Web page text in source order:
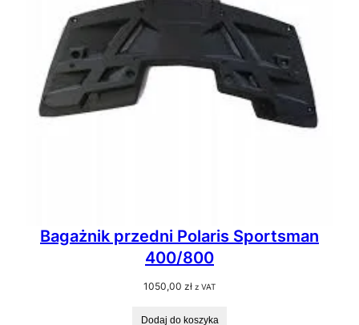
Bagażnik przedni Polaris Sportsman
400/800
1050,00 zł z VAT
Dodaj do koszyka